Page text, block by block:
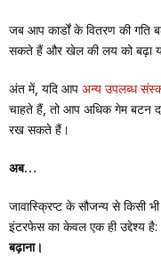
जब आप कार्डों के वितरण की गति
सकते हैं और खेल की लय को बढ़ा
अंत में, यदि आप अन्य उपलब्ध
चाहते हैं, तो आप अधिक गेम बटन
रख सकते हैं।
अब…
जावास्क्रिप्ट के सौजन्य से किसी
इंटरफेस का केवल एक ही उद्देश्य है:
बढ़ाना।